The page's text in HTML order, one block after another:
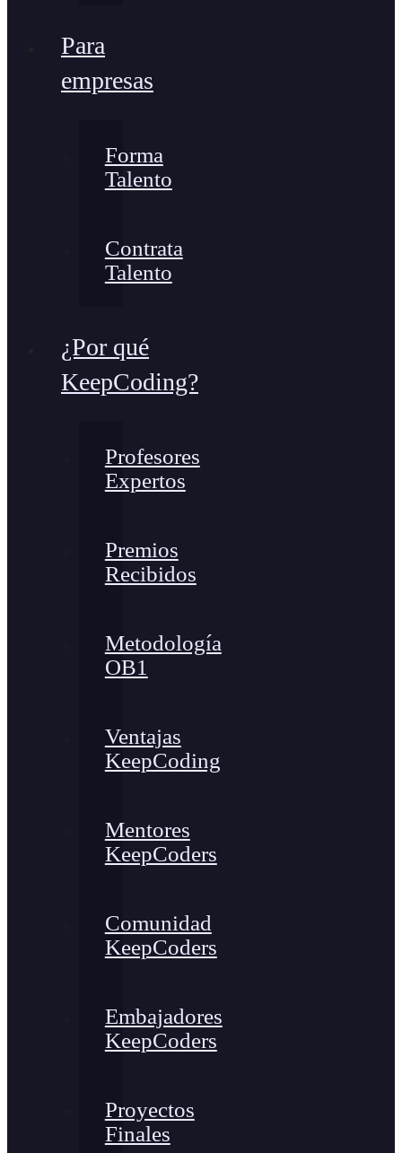
Para
empresas
Forma
Talento
Contrata
Talento
¿Por qué
KeepCoding?
Profesores
Expertos
Premios
Recibidos
Metodología
OB1
Ventajas
KeepCoding
Mentores
KeepCoders
Comunidad
KeepCoders
Embajadores
KeepCoders
Proyectos
Finales